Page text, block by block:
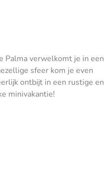
Palma verwelkomt je in een
sfeer kom je even
ontbijt in een rustige en
minivakantie!